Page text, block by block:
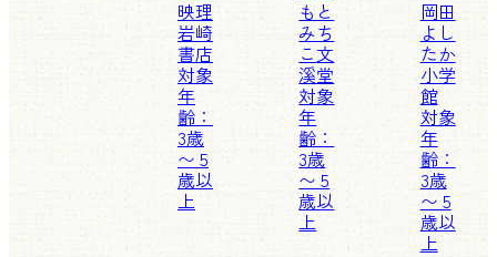
映理
岩崎
書店
対象
年
齢：
3歳
〜 5
歳以
上
もと
みち
こ文
溪堂
対象
年
齢：
3歳
〜 5
歳以
上
岡田
よし
たか
小学
館
対象
年
齢：
3歳
〜 5
歳以
上